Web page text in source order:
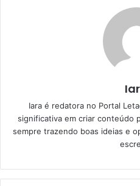
Iara é redatora no Portal
significativa em criar conteúdo
sempre trazendo boas ideias e